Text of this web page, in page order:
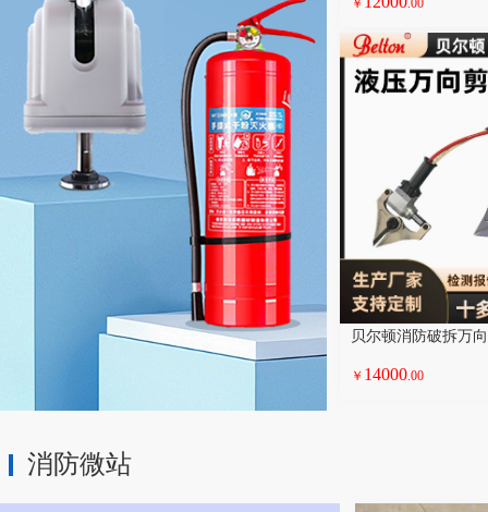
￥ 14000.00
消防微站